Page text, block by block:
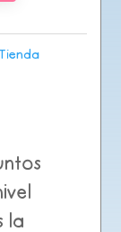
Tienda
la